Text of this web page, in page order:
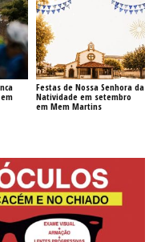
Festas de Nossa Senhora da
Natividade em setembro
em Mem Martins